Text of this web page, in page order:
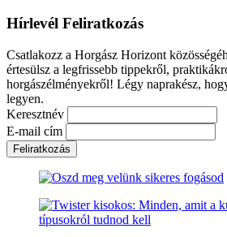
Hírlevél Feliratkozás
Csatlakozz a Horgász Horizont
értesülsz a legfrissebb tippekről,
horgászélményekről! Légy naprakész,
legyen.
Keresztnév
E-mail cím